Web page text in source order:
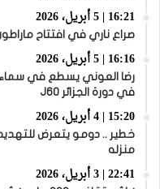
16:21 | 5 أبريل، 2026
صراع ناري في افتتاح
16:16 | 5 أبريل، 2026
رضا العوني يسطع في سماء
في دورة الجزائر J60
15:20 | 4 أبريل، 2026
خطير .. دومو يتعرض
منزله
22:41 | 3 أبريل، 2026